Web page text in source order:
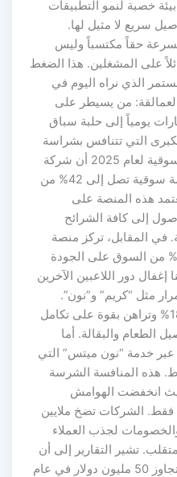
خصبة لنمو التطبيقات
سريع لا مثيل لها.
حقاً مكتسباً وليس
على المشغلين. هذا الضغط
الذي نراه اليوم في
2. صراع العمالقة: من يسيطر على
يومياً إلى حلبة سباق
التي تتنافس بشراسة
على كل طلب. تظهر البيانات السوقية لعام 2025 أن شركة
“طلبات” تتربع على العرش بحصة سوقية تصل إلى 42% من
هذه المنصة على
إلى كافة الشرائح
في المقابل، تركز منصة
“ديليفرو” التي تستحوذ على 32% من السوق على الجودة
إغفال دور اللاعبين الآخرين
مثل “كريم” و”نون”.
شركة “كريم” تمتلك حصة تبلغ 18% وتراهن بقوة على تكامل
الطعام والبقالة. أما
عبر خدمة “نون ميتس” التي
15 دقيقة فقط. هذه المنافسة الشرسة
انخفضت الهوامش
إلى ما بين 10% و12% فقط. الشركات تضخ ملايين
لجذب العملاء
تشير التقارير إلى أن
الإنفاق على العروض الترويجية تجاوز 50 مليون دولار في عام